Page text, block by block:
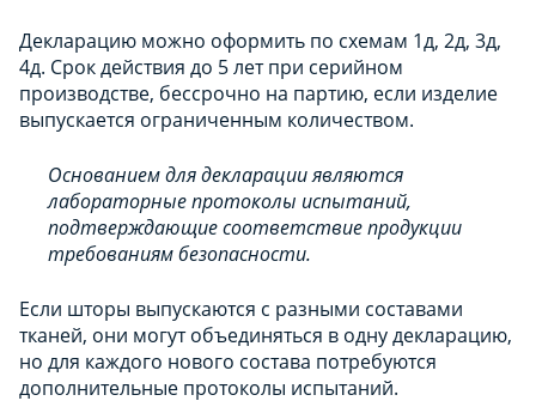
Декларацию можно оформить по схемам 1д, 2д, 3д,
4д. Срок действия до 5 лет при серийном
производстве, бессрочно на партию, если изделие
выпускается ограниченным количеством.
Основанием для декларации являются
лабораторные протоколы испытаний,
подтверждающие соответствие продукции
требованиям безопасности.
Если шторы выпускаются с разными составами
тканей, они могут объединяться в одну декларацию,
но для каждого нового состава потребуются
дополнительные протоколы испытаний.